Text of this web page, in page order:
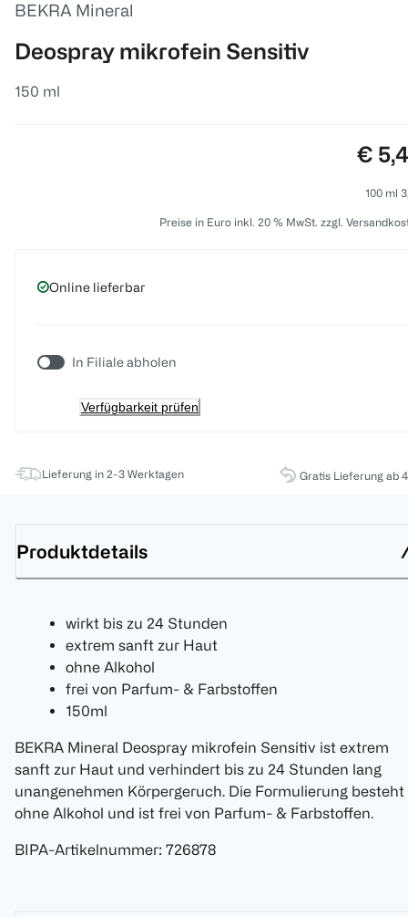
BEKRA Mineral
Deospray mikrofein Sensitiv
150 ml
€
100 ml
Preise in Euro inkl. 20 % MwSt. zzgl.
Online lieferbar
In Filiale abholen
Verfügbarkeit prüfen
Lieferung in 2-3 Werktagen Gratis Lieferung ab
Produktdetails
wirkt bis zu 24 Stunden
extrem sanft zur Haut
ohne Alkohol
frei von Parfum- & Farbstoffen
150ml
BEKRA Mineral Deospray mikrofein Sensitiv ist extrem
sanft zur Haut und verhindert bis zu 24 Stunden lang
unangenehmen Körpergeruch. Die Formulierung besteht
ohne Alkohol und ist frei von Parfum- & Farbstoffen.
BIPA-Artikelnummer: 726878